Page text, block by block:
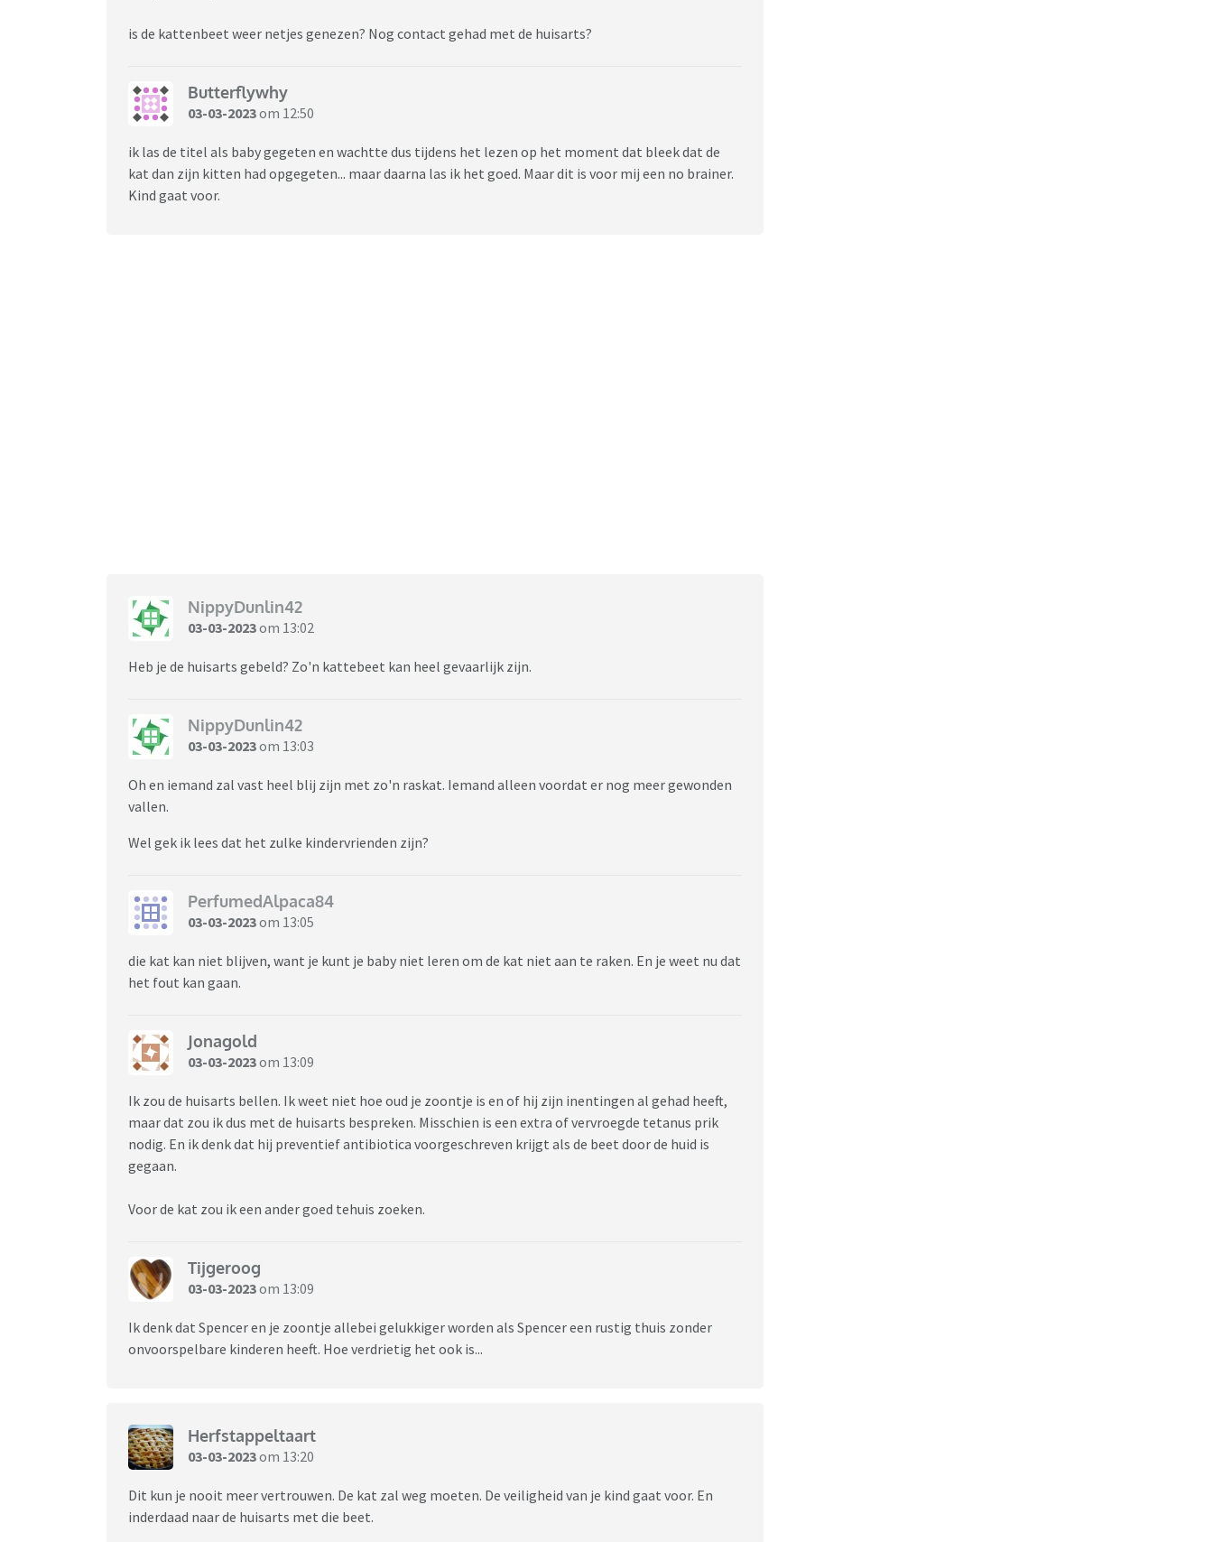
is de kattenbeet weer netjes genezen? Nog contact gehad met de huisarts?
Butterflywhy
03-03-2023om 12:50
ik las de titel als baby gegeten en wachtte dus tijdens het lezen op het moment dat bleek dat de
kat dan zijn kitten had opgegeten... maar daarna las ik het goed. Maar dit is voor mij een no brainer.
Kind gaat voor.
NippyDunlin42
03-03-2023om 13:02
Heb je de huisarts gebeld? Zo'n kattebeet kan heel gevaarlijk zijn.
NippyDunlin42
03-03-2023om 13:03
Oh en iemand zal vast heel blij zijn met zo'n raskat. Iemand alleen voordat er nog meer gewonden
vallen.
Wel gek ik lees dat het zulke kindervrienden zijn?
PerfumedAlpaca84
03-03-2023om 13:05
die kat kan niet blijven, want je kunt je baby niet leren om de kat niet aan te raken. En je weet nu dat
het fout kan gaan.
Jonagold
03-03-2023om 13:09
Ik zou de huisarts bellen. Ik weet niet hoe oud je zoontje is en of hij zijn inentingen al gehad heeft,
maar dat zou ik dus met de huisarts bespreken. Misschien is een extra of vervroegde tetanus prik
nodig. En ik denk dat hij preventief antibiotica voorgeschreven krijgt als de beet door de huid is
gegaan.
Voor de kat zou ik een ander goed tehuis zoeken.
Tijgeroog
03-03-2023om 13:09
Ik denk dat Spencer en je zoontje allebei gelukkiger worden als Spencer een rustig thuis zonder
onvoorspelbare kinderen heeft. Hoe verdrietig het ook is...
Herfstappeltaart
03-03-2023om 13:20
Dit kun je nooit meer vertrouwen. De kat zal weg moeten. De veiligheid van je kind gaat voor. En
inderdaad naar de huisarts met die beet.